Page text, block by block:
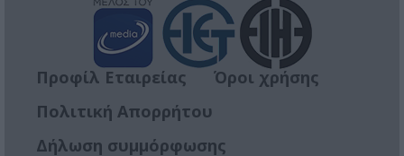
Προφίλ Εταιρείας
Όροι χρήσης
Πολιτική Απορρήτου
Δήλωση συμμόρφωσης